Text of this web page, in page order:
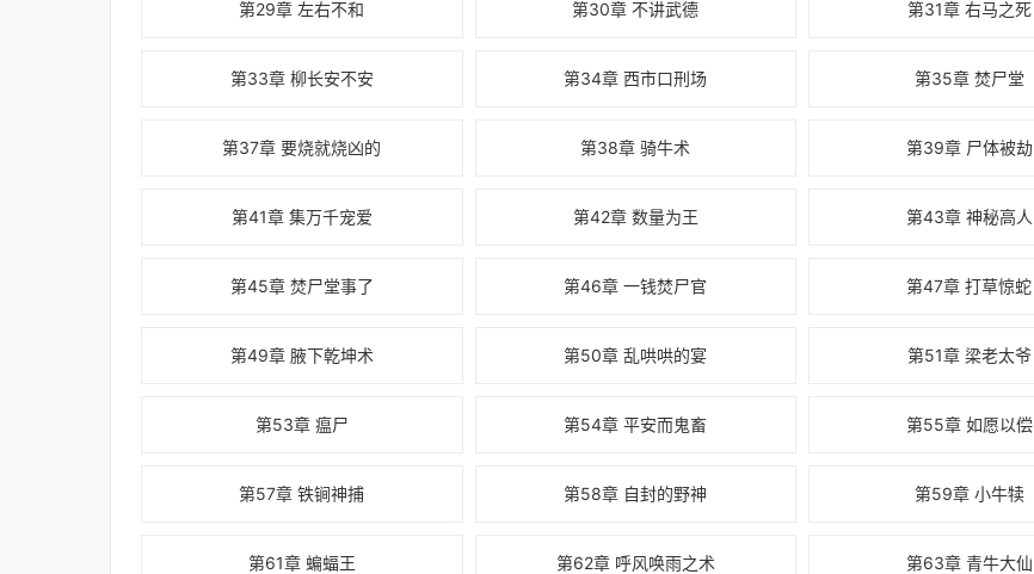
第29章 左右不和 第30章 不讲武德 第31章 右马之死
第33章 柳长安不安 第34章 西市口刑场 第35章 焚尸堂
第37章 要烧就烧凶的 第38章 骑牛术 第39章 尸体被劫
第41章 集万千宠爱 第42章 数量为王 第43章 神秘高人
第45章 焚尸堂事了 第46章 一钱焚尸官 第47章 打草惊蛇
第49章 腋下乾坤术 第50章 乱哄哄的宴 第51章 梁老太爷
第53章 瘟尸 第54章 平安而鬼畜 第55章 如愿以偿
第57章 铁锏神捕 第58章 自封的野神 第59章 小牛犊
第61章 蝙蝠王 第62章 呼风唤雨之术 第63章 青牛大仙